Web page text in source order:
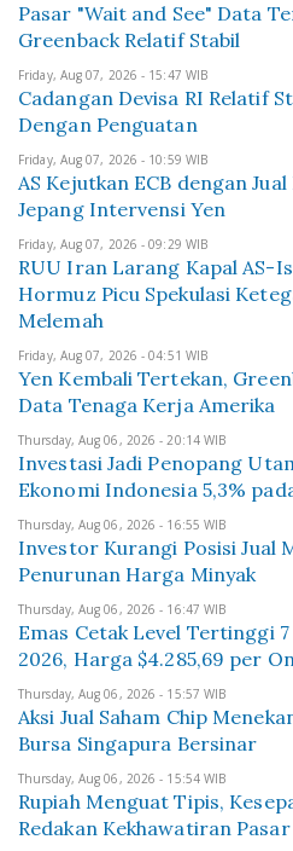
Pasar "Wait and See" Data
Greenback Relatif Stabil
Friday, Aug 07, 2026 - 15:47 WIB
Cadangan Devisa RI Relatif
Dengan Penguatan
Friday, Aug 07, 2026 - 10:59 WIB
AS Kejutkan ECB dengan
Jepang Intervensi Yen
Friday, Aug 07, 2026 - 09:29 WIB
RUU Iran Larang Kapal AS-
Hormuz Picu Spekulasi
Melemah
Friday, Aug 07, 2026 - 04:51 WIB
Yen Kembali Tertekan,
Data Tenaga Kerja Amerika
Thursday, Aug 06, 2026 - 20:14 WIB
Investasi Jadi Penopang
Ekonomi Indonesia 5,3%
Thursday, Aug 06, 2026 - 16:55 WIB
Investor Kurangi Posisi Jual
Penurunan Harga Minyak
Thursday, Aug 06, 2026 - 16:47 WIB
Emas Cetak Level Tertinggi
2026, Harga $4.285,69 per
Thursday, Aug 06, 2026 - 15:57 WIB
Aksi Jual Saham Chip
Bursa Singapura Bersinar
Thursday, Aug 06, 2026 - 15:54 WIB
Rupiah Menguat Tipis,
Redakan Kekhawatiran Pasar